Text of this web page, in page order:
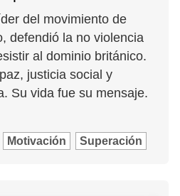
del movimiento de
defendió la no violencia
al dominio británico.
justicia social y
Su vida fue su mensaje.
Motivación Superación